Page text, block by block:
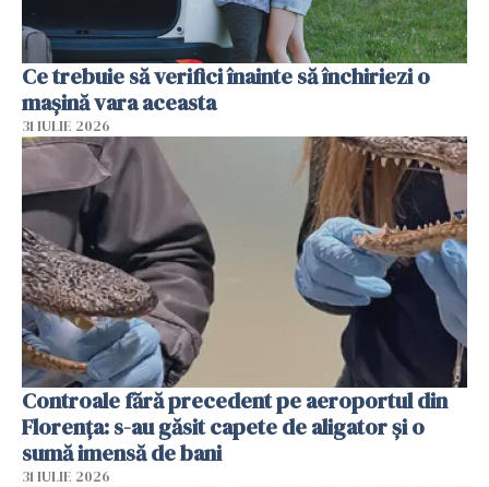
Ce trebuie să verifici înainte să închiriezi o
mașină vara aceasta
31 IULIE 2026
Controale fără precedent pe aeroportul din
Florența: s-au găsit capete de aligator și o
sumă imensă de bani
31 IULIE 2026